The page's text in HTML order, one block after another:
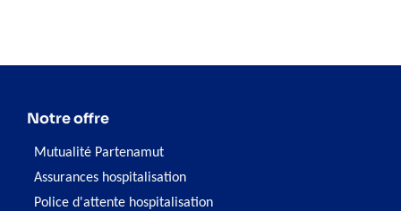
Notre offre
Mutualité Partenamut
Assurances hospitalisation
Police d'attente hospitalisation